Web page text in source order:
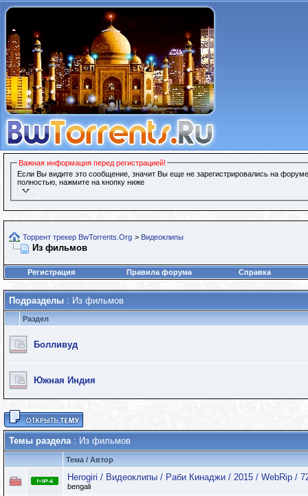
Важная информация перед регистрацией!
Если Вы видите это сообщение, значит Вы еще не зарегистрировались на
полностью, нажмите на кнопку ниже
Торрент трекер BwTorrents.Org > Видеоклипы
Из фильмов
Регистрация Правила форума Справка
Подразделы : Из фильмов
Раздел
Болливуд
Южная Индия
Темы раздела: Из фильмов
Тема / Автор
Herogiri / Видеоклипы / Раби Кинаджи / 2015 / WebRip /
bengali